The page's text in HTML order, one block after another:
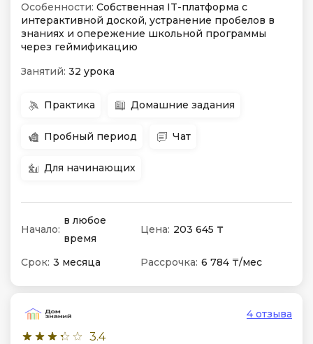
Особенности: Собственная IT-платформа с
интерактивной доской, устранение пробелов в
знаниях и опережение школьной программы
через геймификацию
Занятий: 32 урока
Практика Домашние задания
Пробный период Чат
Для начинающих
Начало:
в любое
время
Цена: 203 645 ₸
Срок: 3 месяца Рассрочка: 6 784 ₸/мес
3.4
4 отзыва